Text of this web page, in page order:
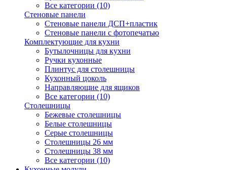
Все категории (10)
Стеновые панели
Стеновые панели ДСП+пластик
Стеновые панели с фотопечатью
Комплектующие для кухни
Бутылочницы для кухни
Ручки кухонные
Плинтус для столешницы
Кухонный цоколь
Направляющие для ящиков
Все категории (10)
Столешницы
Бежевые столешницы
Белые столешницы
Серые столешницы
Столешницы 26 мм
Столешницы 38 мм
Все категории (10)